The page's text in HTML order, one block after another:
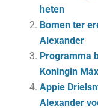
heten
Bomen ter
Alexander
Programma
Koningin
Appie
Alexander